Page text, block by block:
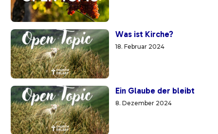
Was ist Kirche?
18. Februar 2024
Ein Glaube der bleibt
8. Dezember 2024